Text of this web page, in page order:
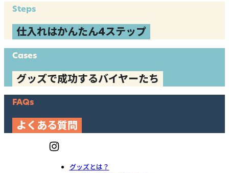
Steps
仕入れはかんたん4ステップ
Cases
グッズで成功するバイヤーたち
FAQs
よくある質問
グッズとは？